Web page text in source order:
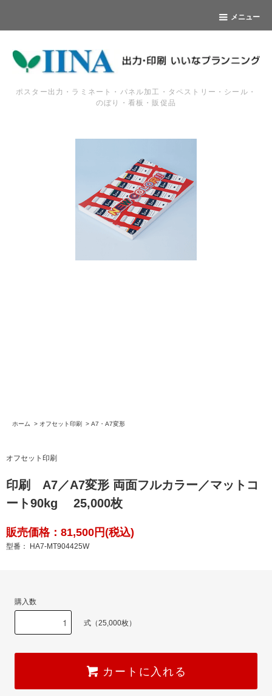
メニュー
ポスター出力・ラミネート・パネル加工・タペストリー・シール・
のぼり・看板・販促品
ホーム > オフセット印刷 > A7・A7変形
オフセット印刷
印刷 A7／A7変形 両面フルカラー／マットコ
ート90kg 25,000枚
販売価格：81,500円(税込)
型番： HA7-MT904425W
購入数
式（25,000枚）
カートに入れる